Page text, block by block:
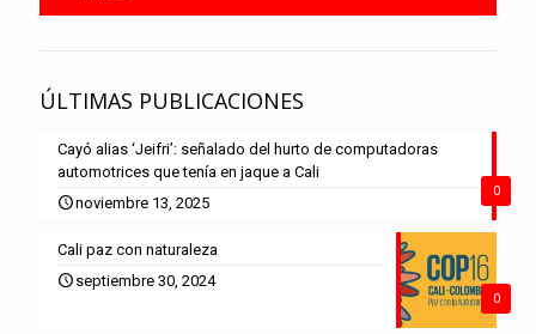
ÚLTIMAS PUBLICACIONES
0
Cayó alias ‘Jeifri’: señalado del hurto de computadoras
automotrices que tenía en jaque a Cali
noviembre 13, 2025
0
Cali paz con naturaleza
septiembre 30, 2024